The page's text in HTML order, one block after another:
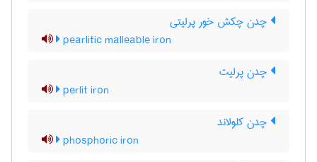
چدن چکش خور پرلیتی
pearlitic malleable iron
چدن پرلیت
perlit iron
چدن کلولاند
phosphoric iron